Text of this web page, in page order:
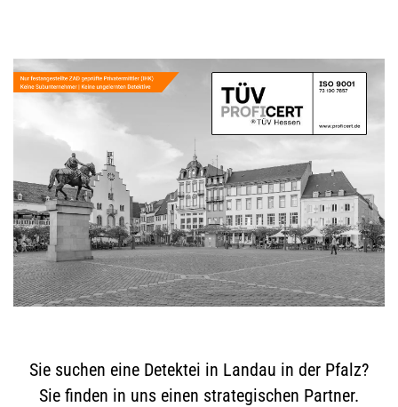
Sie suchen eine Detektei in Landau in der Pfalz?
Sie finden in uns einen strategischen Partner.